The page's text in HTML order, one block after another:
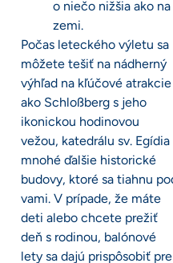
o niečo nižšia ako na
zemi.
Počas leteckého výletu sa
môžete tešiť na nádherný
výhľad na kľúčové atrakcie
ako Schloßberg s jeho
ikonickou hodinovou
vežou, katedrálu sv. Egídia
mnohé ďalšie historické
budovy, ktoré sa tiahnu
vami. V prípade, že máte
deti alebo chcete prežiť
deň s rodinou, balónové
lety sa dajú prispôsobiť pre